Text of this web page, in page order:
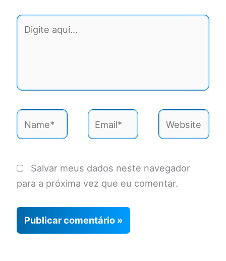
Digite
aqui...
Name* Email* Website
Salvar meus dados neste navegador
para a próxima vez que eu comentar.